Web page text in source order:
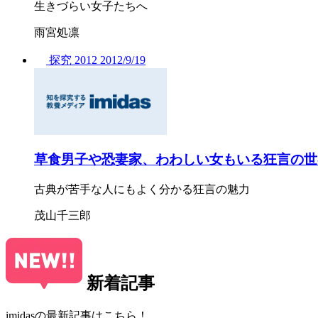
生きづらい女子たちへ
雨宮処凛
探究 2012 2012/9/19
草食男子や恐妻家、わわしい女もいる狂言の
古典が苦手な人にもよく分かる狂言の魅力
茂山千三郎
新着記事
imidasの最新記事はこちら！